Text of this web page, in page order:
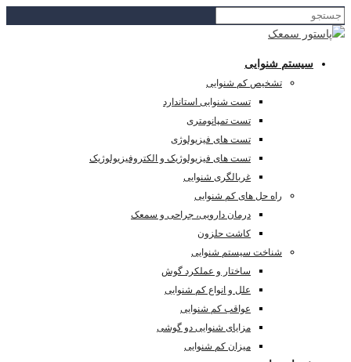
سیستم شنوایی
تشخیص کم شنوایی
تست شنوایی استاندارد
تست تمپانومتری
تست های فیزیولوژی
تست های فیزیولوژیک و الکتروفیزیولوژیک
غربالگری شنوایی
راه حل های کم شنوایی
درمان دارویی، جراحی و سمعک
کاشت حلزون
شناخت سیستم شنوایی
ساختار و عملکرد گوش
علل و انواع کم شنوایی
عواقب کم شنوایی
مزایای شنوایی دو گوشی
میزان کم شنوایی